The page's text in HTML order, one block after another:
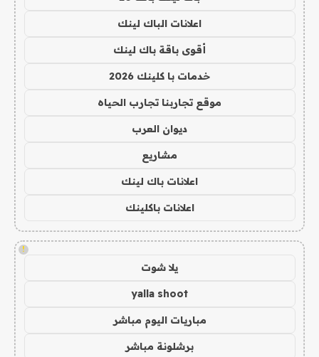
اعلانات الباك لينك
أقوى باقة باك لينك
خدمات با كلينك 2026
موقع تجاربنا تجارب الحياه
ديوان العرب
مشاريع
اعلانات باك لينك
اعلانات باكلينك
!
يلا شوت
yalla shoot
مباريات اليوم مباشر
برشلونة مباشر